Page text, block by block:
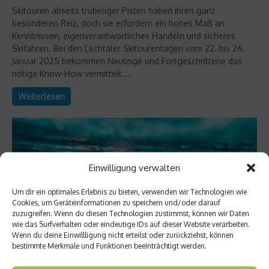
Einwilligung verwalten
Um dir ein optimales Erlebnis zu bieten, verwenden wir Technologien wie
Cookies, um Geräteinformationen zu speichern und/oder darauf
zuzugreifen. Wenn du diesen Technologien zustimmst, können wir Daten
wie das Surfverhalten oder eindeutige IDs auf dieser Website verarbeiten.
Wenn du deine Einwillligung nicht erteilst oder zurückziehst, können
bestimmte Merkmale und Funktionen beeinträchtigt werden.
Skitouren abseits trubeliger Pisten haben ihren ganz
besonderen Reiz, doch sie erfordern ein hohes Maß an
Kenntnissen, eigenverantwortliches Handeln und sicheres
Skifahren. Bei den Lechtaler Skitourentagen vom 22. bis 26.
Januar 2025 bekommen Neulinge und Fortgeschrittene das
nötige Know-How vermittelt....
Weiterlesen